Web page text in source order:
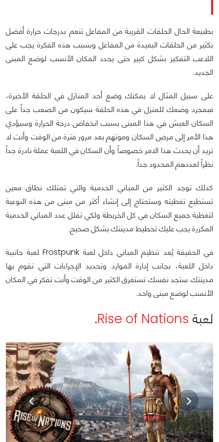
بطبيعة الحال الحلقات القريبة من المفاعل تنعم بدرجات حرارة أفضل
بكثير من الحلقات البعيدة من المفاعل وبسبب هذه الفكرة يجب على
اللاعب التفكير بشكل كبير حتى يحدد المكان الأنسب لوضع المبنى
الجديد.
على سبيل المثال لا يمكنك وضع أحد المنازل في الحلقة الأخيرة،
فبمجرد وضعك للمنزل في هذه الحلقة سيكون من الصعب جداً على
السكان العيش في هذا المبنى بسبب انخفاض درجة الحرارة وسيؤدي
هذا الأمر إلى مرض السكان وموتهم بعد مرور فترة من الوقت وأنت لا
تريد أن يحدث هذا الامر خصوصاً وأن السكان في اللعبة عملة نادرة جداً
نظراً لعددهم المحدود جداً.
كذلك توجد الكثير من المباني الخدمية والتي تمتلك نطاق معين
تستطيع تغطيته وستحتاج إلى إنشاء أكثر من مبنى من هذه النوعية
لتغطية جميع السكان في كل الخريطة ولكي تقلل عدد المباني الخدمية
المكررة يجب عليك تخطيط مدينتك بشكل صحيح.
في الحقيقة يُعد تنظيم المباني داخل لعبة Frostpunk لعبة جانبية
داخل اللعبة، بجانب إدارة الموارد وتحديد الإجراءات التي تقوم بها
مدينتك ستجد نفسك تستغرق الكثير من الوقت وأنت تفكر في المكان
الأنسب لوضع مبنى واحد.
لعبة Rise of Nations
.